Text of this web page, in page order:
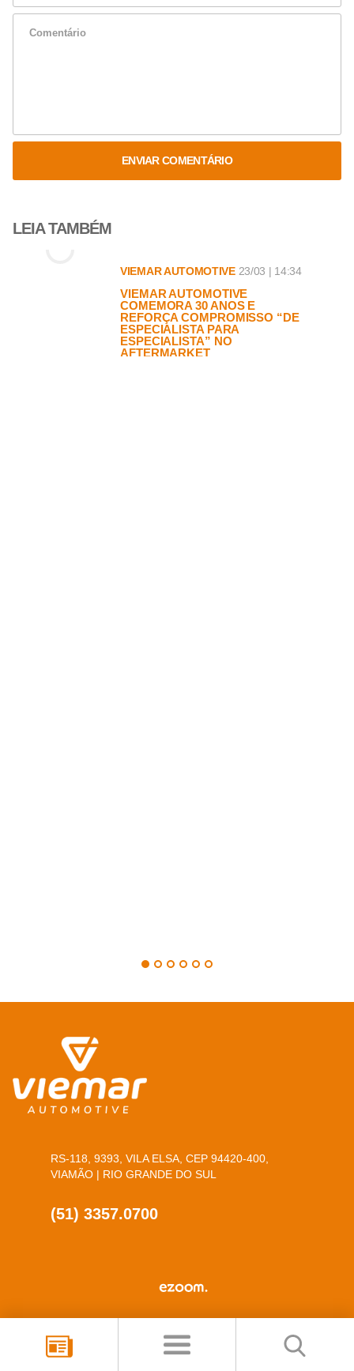
ENVIAR COMENTÁRIO
LEIA TAMBÉM
VIEMAR AUTOMOTIVE 23/03 | 14:34
VIEMAR AUTOMOTIVE
COMEMORA 30 ANOS E
REFORÇA COMPROMISSO “DE
ESPECIALISTA PARA
ESPECIALISTA” NO
AFTERMARKET
RS-118, 9393, VILA ELSA, CEP 94420-400,
VIAMÃO | RIO GRANDE DO SUL
(51) 3357.0700